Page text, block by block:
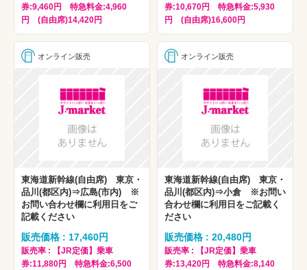
券:9,460円 特急料金:4,960
円 (自由席)14,420円
券:10,670円 特急料金:5,930
円 (自由席)16,600円
オンライン販売
東海道新幹線(自由席) 東京・
品川(都区内)⇒広島(市内) ※
お問い合わせ欄に利用日をご
記載ください
販売価格 : 17,460円
販売率 : 【JR定価】乗車
券:11,880円 特急料金:6,500
オンライン販売
東海道新幹線(自由席) 東京・
品川(都区内)⇒小倉 ※お問い
合わせ欄に利用日をご記載く
ださい
販売価格 : 20,480円
販売率 : 【JR定価】乗車
券:13,420円 特急料金:8,140